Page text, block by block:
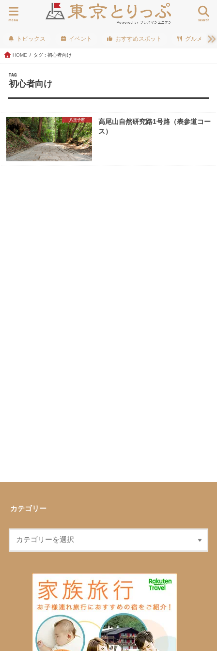
search
menu
トピックス イベント おすすめスポット グルメ
HOME タグ : 初心者向け
TAG
初心者向け
八王子市
高尾山自然研究路1号路（表参道コー
ス）
カテゴリー